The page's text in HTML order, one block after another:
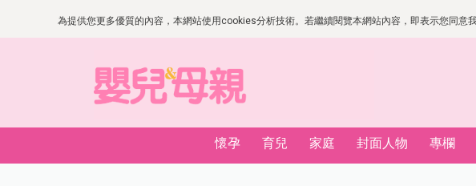
為提供您更多優質的內容，本網站使用cookies分析技術。若繼續閱覽本網站內容，即表示您同
懷孕 育兒 家庭 封面人物 專欄